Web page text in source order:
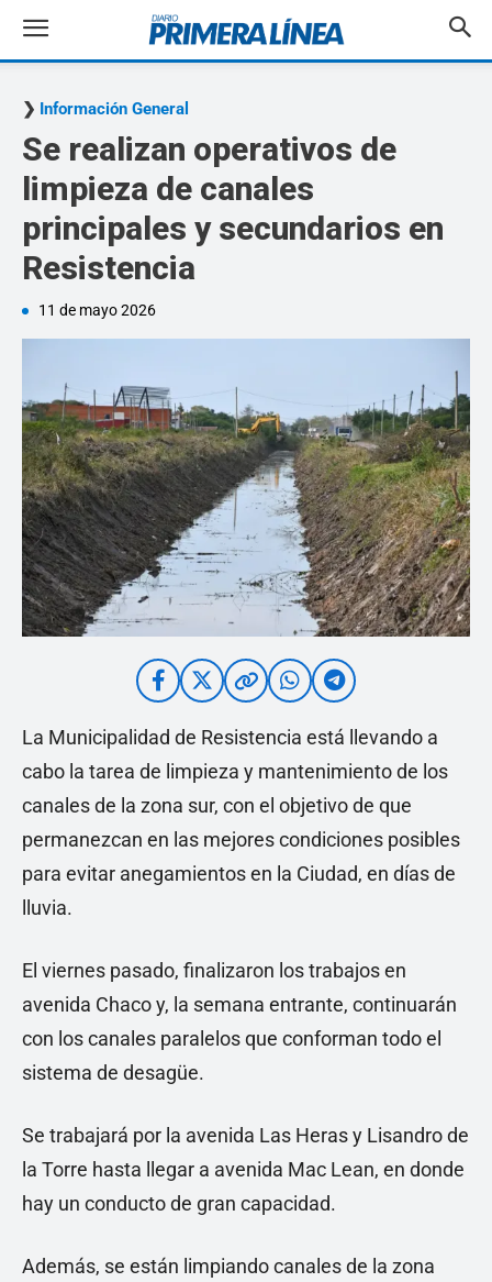
Información General
Se realizan operativos de
limpieza de canales
principales y secundarios en
Resistencia
11 de mayo 2026
La Municipalidad de Resistencia está llevando a
cabo la tarea de limpieza y mantenimiento de los
canales de la zona sur, con el objetivo de que
permanezcan en las mejores condiciones posibles
para evitar anegamientos en la Ciudad, en días de
lluvia.
El viernes pasado, finalizaron los trabajos en
avenida Chaco y, la semana entrante, continuarán
con los canales paralelos que conforman todo el
sistema de desagüe.
Se trabajará por la avenida Las Heras y Lisandro de
la Torre hasta llegar a avenida Mac Lean, en donde
hay un conducto de gran capacidad.
Además, se están limpiando canales de la zona